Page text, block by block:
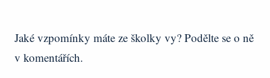
Jaké vzpomínky máte ze školky vy? Podělte se o ně
v komentářích.